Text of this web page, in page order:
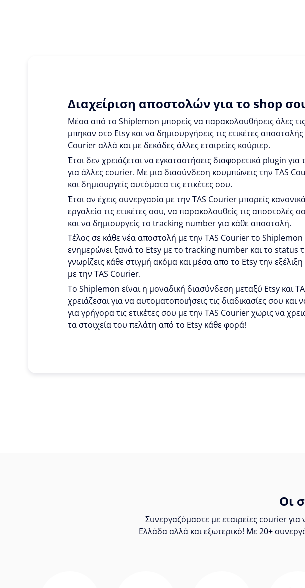
Διαχείριση αποστολών για το shop
Μέσα από το Shiplemon μπορείς να παρακολουθήσεις όλες
μπηκαν στο Etsy και να δημιουργήσεις τις ετικέτες
Courier αλλά και με δεκάδες άλλες εταιρείες κούριερ.
Έτσι δεν χρειάζεται να εγκαταστήσεις διαφορετικά plugin για
για άλλες courier. Με μια διασύνδεση κουμπώνεις την TAS
και δημιουργείς αυτόματα τις ετικέτες σου.
Έτσι αν έχεις συνεργασία με την TAS Courier μπορείς
εργαλείο τις ετικέτες σου, να παρακολουθείς τις αποστολές
και να δημιουργείς το tracking number για κάθε αποστολή.
Τέλος σε κάθε νέα αποστολή με την TAS Courier το Shiplemon
ενημερώνει ξανά το Etsy με το tracking number και το status
γνωρίζεις κάθε στιγμή ακόμα και μέσα απο το Etsy την
με την TAS Courier.
To Shiplemon είναι η μοναδική διασύνδεση μεταξύ Etsy και
χρειάζεσαι για να αυτοματοποιήσεις τις διαδικασίες σου και
για γρήγορα τις ετικέτες σου με την TAS Courier χωρις να
τα στοιχεία του πελάτη από το Etsy κάθε φορά!
Οι
Συνεργαζόμαστε με εταιρείες courier
Ελλάδα αλλά και εξωτερικό! Με 20+